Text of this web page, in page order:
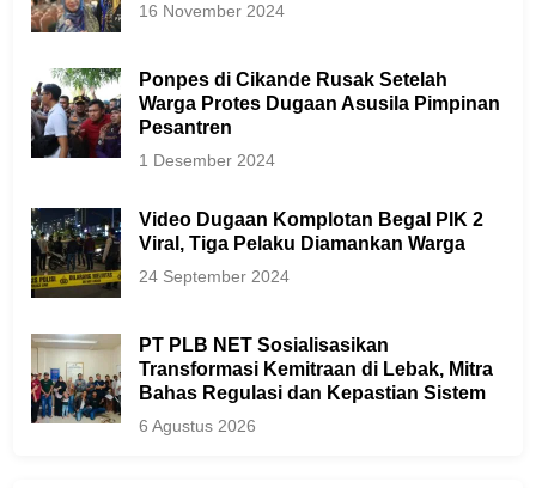
16 November 2024
Ponpes di Cikande Rusak Setelah
Warga Protes Dugaan Asusila Pimpinan
Pesantren
1 Desember 2024
Video Dugaan Komplotan Begal PIK 2
Viral, Tiga Pelaku Diamankan Warga
24 September 2024
PT PLB NET Sosialisasikan
Transformasi Kemitraan di Lebak, Mitra
Bahas Regulasi dan Kepastian Sistem
6 Agustus 2026